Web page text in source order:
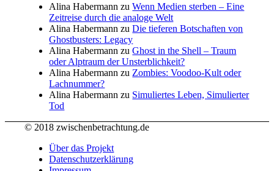
Alina Habermann zuWenn Medien sterben – Eine
Zeitreise durch die analoge Welt
Alina Habermann zuDie tieferen Botschaften von
Ghostbusters: Legacy
Alina Habermann zuGhost in the Shell – Traum
oder Alptraum der Unsterblichkeit?
Alina Habermann zu Zombies: Voodoo-Kult oder
Lachnummer?
Alina Habermann zu Simuliertes Leben, Simulierter
Tod
© 2018 zwischenbetrachtung.de
Über das Projekt
Datenschutzerklärung